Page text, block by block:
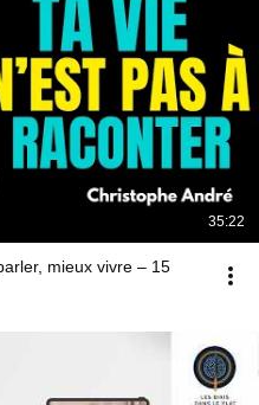
35:22
mieux vivre – 15